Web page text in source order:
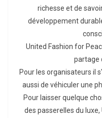
richesse et de
développement
United Fashion for
partage
Pour les organisateurs il
aussi de véhiculer une
Pour laisser quelque
des passerelles du